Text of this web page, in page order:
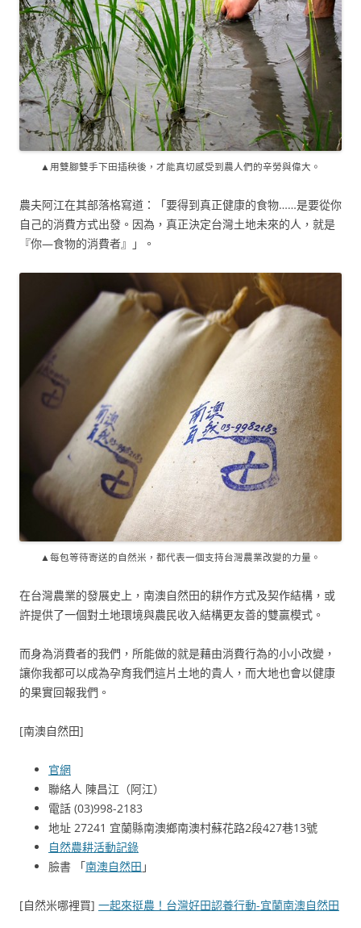
▲用雙腳雙手下田插秧後，才能真切感受到農人們的辛勞與偉大。
農夫阿江在其部落格寫道：「要得到真正健康的食物……是要從你
自己的消費方式出發。因為，真正決定台灣土地未來的人，就是
『你—食物的消費者』」。
▲每包等待寄送的自然米，都代表一個支持台灣農業改變的力量。
在台灣農業的發展史上，南澳自然田的耕作方式及契作結構，或
許提供了一個對土地環境與農民收入結構更友善的雙贏模式。
而身為消費者的我們，所能做的就是藉由消費行為的小小改變，
讓你我都可以成為孕育我們這片土地的貴人，而大地也會以健康
的果實回報我們。
[南澳自然田]
官網
聯絡人 陳昌江（阿江）
電話 (03)998-2183
地址 27241 宜蘭縣南澳鄉南澳村蘇花路2段427巷13號
自然農耕活動記錄
臉書 「南澳自然田 」
[自然米哪裡買] 一起來挺農！台灣好田認養行動-宜蘭南澳自然田